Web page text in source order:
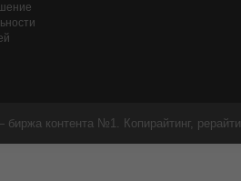
контента №1. Копирайтинг,